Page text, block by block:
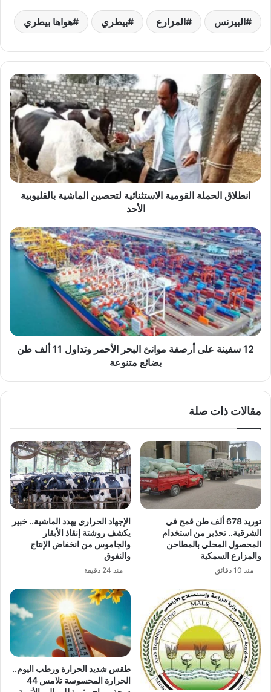
البيزنس المزارع بيطري هواها بيطري
انطلاق
الحملة
القومية
الاستثنائية
لتحصين
الماشية
بالقليوبية
الأحد
انطلاق الحملة القومية الاستثنائية لتحصين الماشية بالقليوبية
الأحد
12
سفينة
على
أرصفة
موانئ
البحر
الأحمر
وتداول
11
ألف
12 سفينة على أرصفة موانئ البحر الأحمر وتداول 11 ألف طن
بضائع متنوعة
مقالات ذات صلة
توريد 678 ألف طن قمح في
الشرقية.. تحذير من استخدام
المحصول المحلي بالمطاحن
والمزارع السمكية
منذ 10 دقائق
الإجهاد الحراري يهدد الماشية.. خبير
يكشف روشتة إنقاذ الأبقار
والجاموس من انخفاض الإنتاج
والنفوق
منذ 24 دقيقة
طقس شديد الحرارة ورطب اليوم..
الحرارة المحسوسة تلامس 44